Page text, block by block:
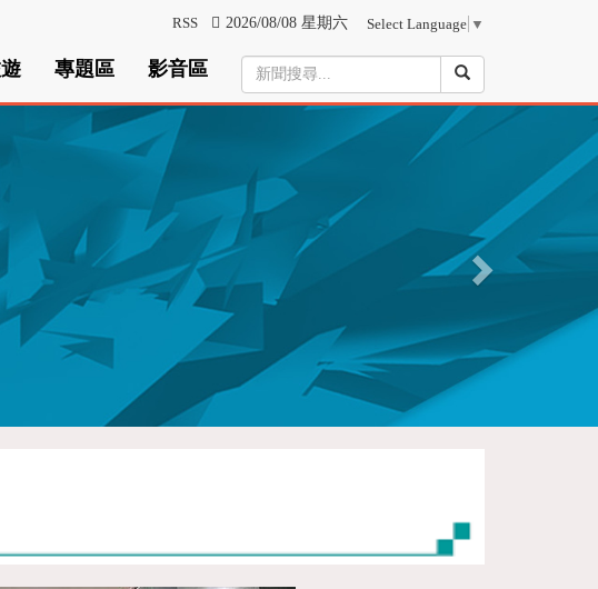
RSS 2026/08/08 星期六 Select Language ▼
專題區 影音區